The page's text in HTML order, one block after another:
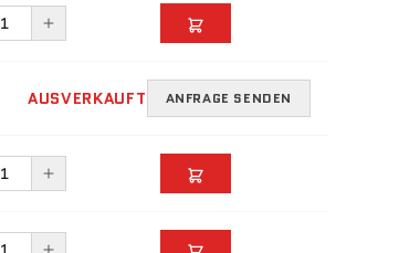
AUSVERKAUFT ANFRAGE SENDEN